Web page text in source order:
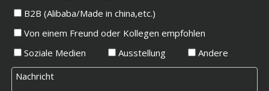
B2B (Alibaba/Made in china,etc.)
Von einem Freund oder Kollegen empfohlen
Soziale Medien
Ausstellung Andere